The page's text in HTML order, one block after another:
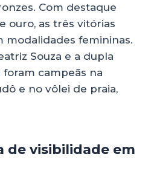
Com destaque
ouro, as três vitórias
modalidades femininas.
Souza e a dupla
foram campeãs na
e no vôlei de praia,
de visibilidade em